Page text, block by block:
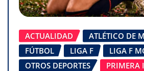
ACTUALIDAD
ATLÉTICO DE
FÚTBOL
LIGA F
LIGA F
OTROS DEPORTES
PRIMERA